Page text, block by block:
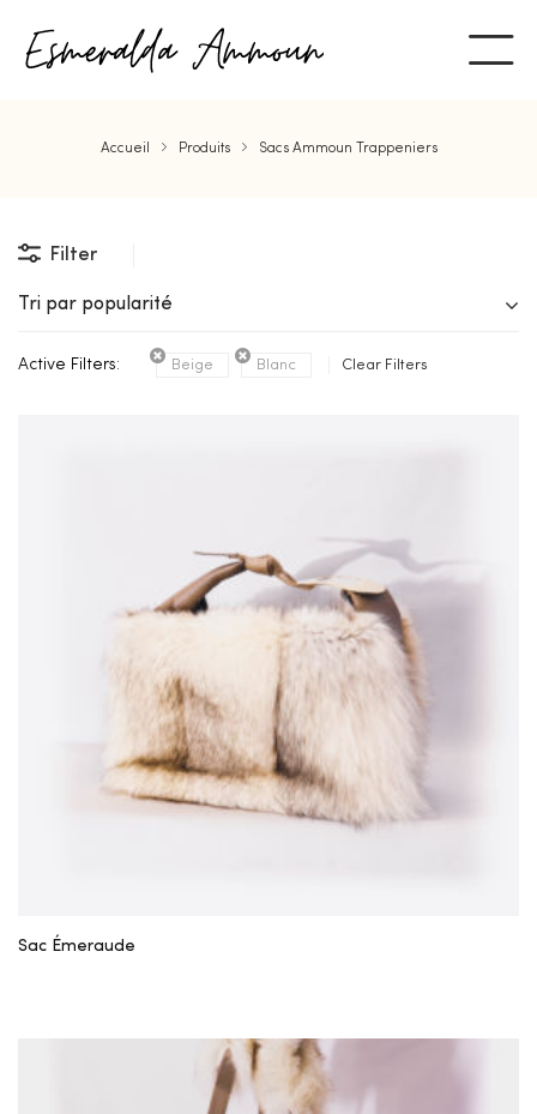
Accueil Produits Sacs Ammoun Trappeniers
Filter
Tri par popularité
Beige Blanc
Active Filters: Clear Filters
Sac Émeraude